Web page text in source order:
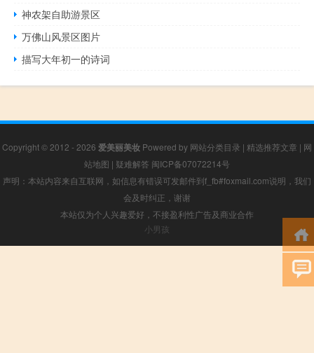
神农架自助游景区
万佛山风景区图片
描写大年初一的诗词
Copyright © 2012 - 2026 爱美丽美妆 Powered by 网站分类目录 | 精选推荐文章 | 网
站地图 | 疑难解答 闽ICP备07072214号
声明：本站内容来自互联网，如信息有错误可发邮件到f_fb#foxmail.com说明，我们
会及时纠正，谢谢
本站仅为个人兴趣爱好，不接盈利性广告及商业合作
小男孩